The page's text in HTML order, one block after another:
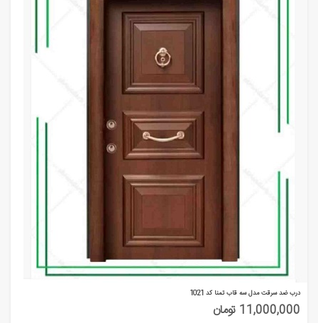
درب ضد سرقت مدل سه قاب تمنا کد 1021
11,000,000 تومان